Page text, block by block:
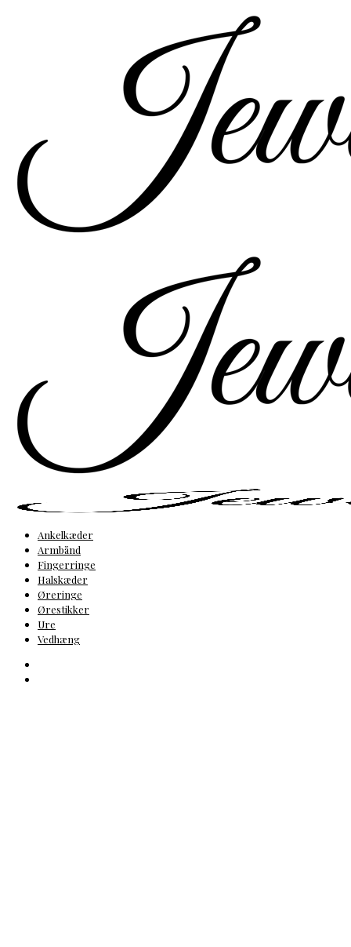
Ankelkæder
Armbånd
Fingerringe
Halskæder
Øreringe
Ørestikker
Ure
Vedhæng